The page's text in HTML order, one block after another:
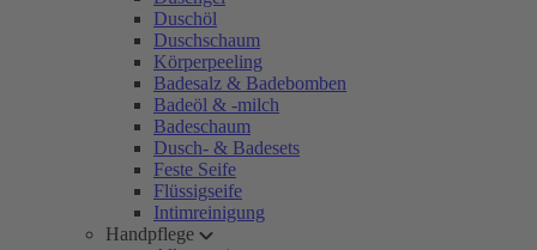
Duschöl
Duschschaum
Körperpeeling
Badesalz & Badebomben
Badeöl & -milch
Badeschaum
Dusch- & Badesets
Feste Seife
Flüssigseife
Intimreinigung
Handpflege